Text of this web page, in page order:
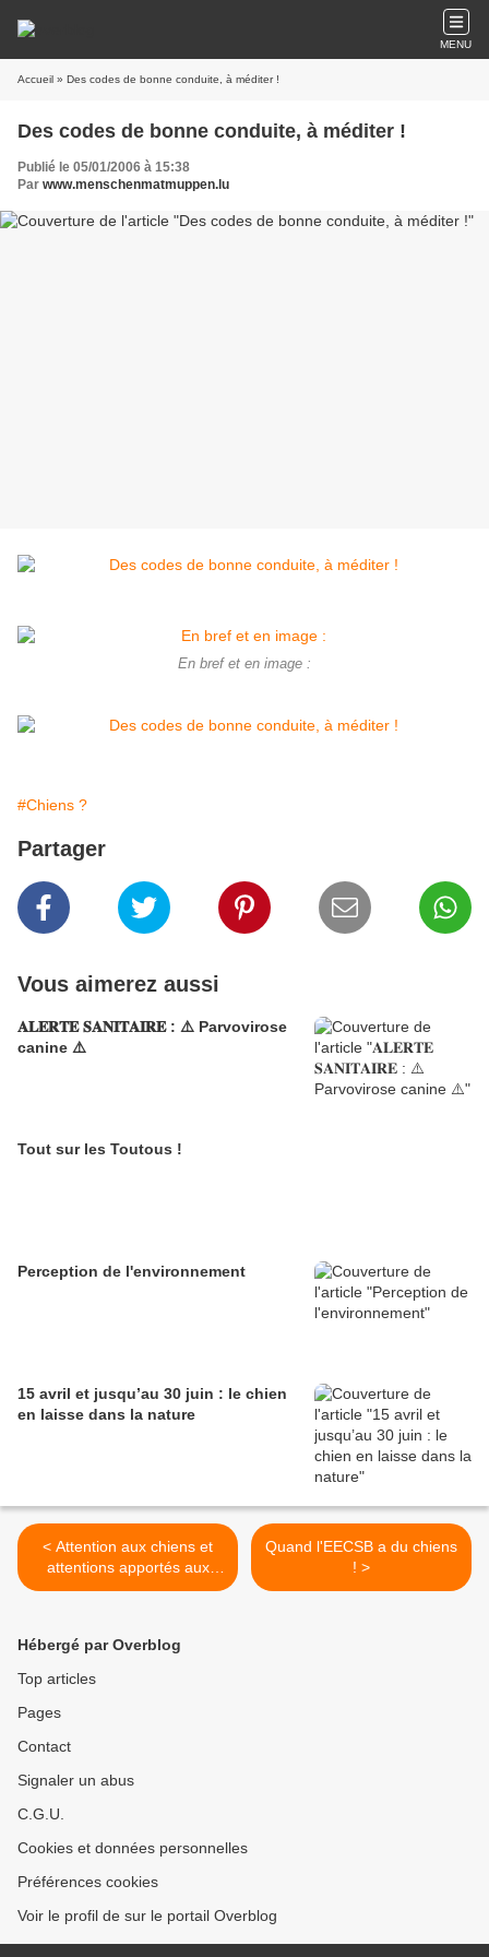
MENU
Accueil » Des codes de bonne conduite, à méditer !
Des codes de bonne conduite, à méditer !
Publié le 05/01/2006 à 15:38
Par www.menschenmatmuppen.lu
En bref et en image :
#Chiens ?
Partager
Vous aimerez aussi
𝐀𝐋𝐄𝐑𝐓𝐄 𝐒𝐀𝐍𝐈𝐓𝐀𝐈𝐑𝐄 : ⚠️ Parvovirose
canine ⚠️
Tout sur les Toutous !
Perception de l'environnement
15 avril et jusqu’au 30 juin : le chien
en laisse dans la nature
< Attention aux chiens et
attentions apportés aux
chiens
Quand l'EECSB a du chiens
! >
Hébergé par Overblog
Top articles
Pages
Contact
Signaler un abus
C.G.U.
Cookies et données personnelles
Préférences cookies
Voir le profil de sur le portail Overblog